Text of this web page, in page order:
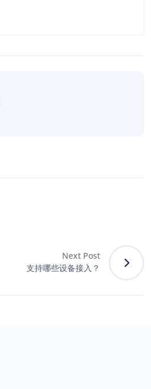
Next Post
支持哪些设备接入？